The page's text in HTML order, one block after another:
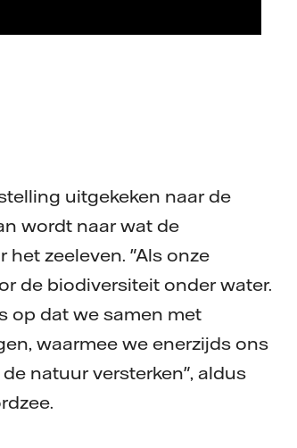
uitgekeken naar de
wordt naar wat de
het zeeleven. "Als onze
de biodiversiteit onder water.
op dat we samen met
waarmee we enerzijds ons
natuur versterken", aldus